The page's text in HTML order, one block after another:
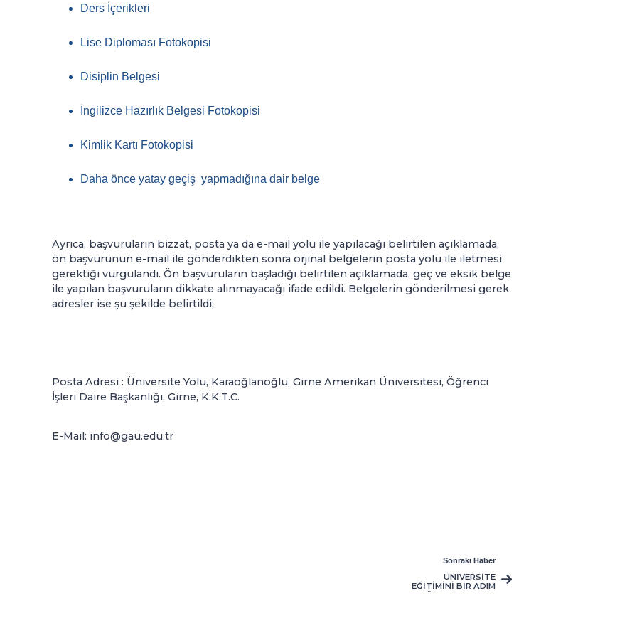
Ders İçerikleri
Lise Diploması Fotokopisi
Disiplin Belgesi
İngilizce Hazırlık Belgesi Fotokopisi
Kimlik Kartı Fotokopisi
Daha önce yatay geçiş yapmadığına dair belge
Ayrıca, başvuruların bizzat, posta ya da e-mail yolu ile yapılacağı belirtilen açıklamada,
ön başvurunun e-mail ile gönderdikten sonra orjinal belgelerin posta yolu ile iletmesi
gerektiği vurgulandı. Ön başvuruların başladığı belirtilen açıklamada, geç ve eksik belge
ile yapılan başvuruların dikkate alınmayacağı ifade edildi. Belgelerin gönderilmesi gerek
adresler ise şu şekilde belirtildi;
Posta Adresi : Üniversite Yolu, Karaoğlanoğlu, Girne Amerikan Üniversitesi, Öğrenci
İşleri Daire Başkanlığı, Girne, K.K.T.C.
E-Mail: info@gau.edu.tr
Sonraki Haber
ÜNİVERSİTE
EĞİTİMİNİ BİR ADIM